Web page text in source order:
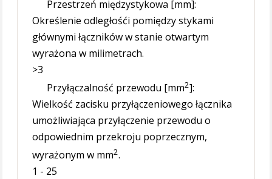
Przestrzeń międzystykowa [mm]:
Określenie odległośći pomiędzy stykami
głównymi łączników w stanie otwartym
wyrażona w milimetrach.
>3
Przyłączalność przewodu [mm2]:
Wielkość zacisku przyłączeniowego łącznika
umożliwiająca przyłączenie przewodu o
odpowiednim przekroju poprzecznym,
wyrażonym w mm2.
1 - 25